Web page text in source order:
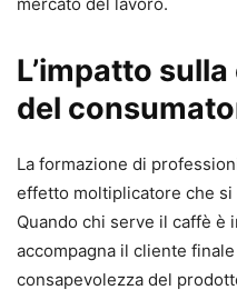
L’impatto
del
La formazione di
effetto moltiplicatore che
Quando chi serve il caffè è
accompagna il cliente
consapevolezza del